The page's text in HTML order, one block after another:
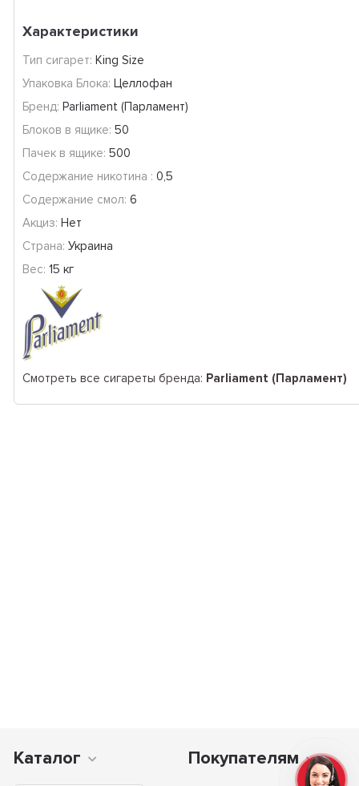
Характеристики
Тип сигарет: King Size
Упаковка Блока: Целлофан
Бренд: Parliament (Парламент)
Блоков в ящике: 50
Пачек в ящике: 500
Содержание никотина : 0,5
Содержание смол: 6
Акциз: Нет
Страна: Украина
Вес: 15 кг
Смотреть все сигареты бренда: Parliament (Парламент)
Каталог Покупателям